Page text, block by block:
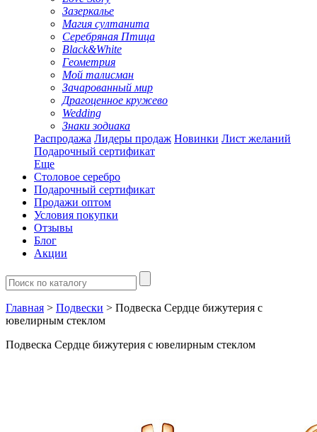
Зазеркалье
Магия султанита
Серебряная Птица
Black&White
Геометрия
Мой талисман
Зачарованный мир
Драгоценное кружево
Wedding
Знаки зодиака
Распродажа Лидеры продаж Новинки Лист желаний
Подарочный сертификат
Еще
Столовое серебро
Подарочный сертификат
Продажи оптом
Условия покупки
Отзывы
Блог
Акции
Главная > Подвески > Подвеска Сердце бижутерия с
ювелирным стеклом
Подвеска Сердце бижутерия с ювелирным стеклом